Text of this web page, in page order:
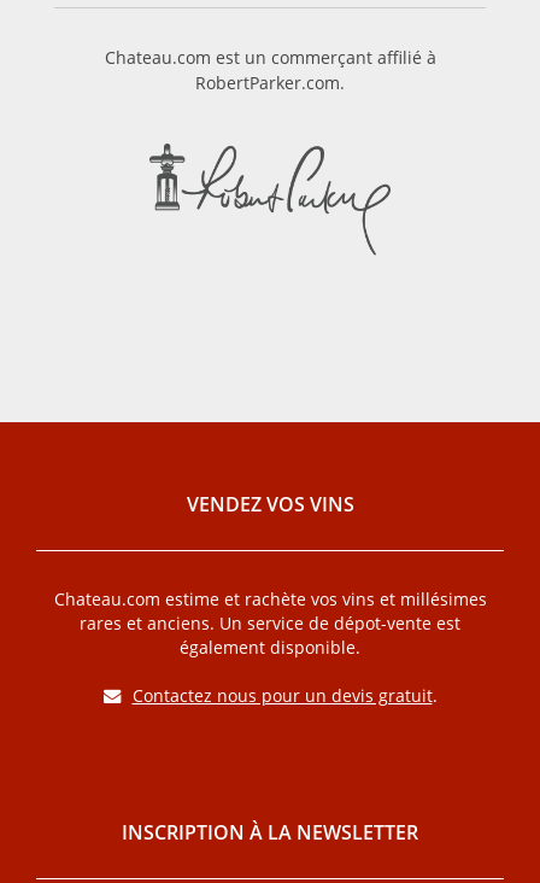
Chateau.com est un commerçant affilié à
RobertParker.com.
VENDEZ VOS VINS
Chateau.com estime et rachète vos vins et millésimes
rares et anciens. Un service de dépot-vente est
également disponible.
Contactez nous pour un devis gratuit.
INSCRIPTION À LA NEWSLETTER